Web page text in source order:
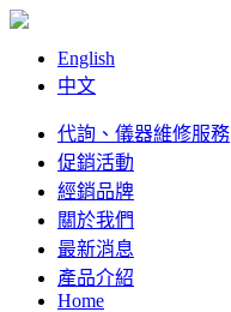
English
中文
代詢、儀器維修服務
促銷活動
經銷品牌
關於我們
最新消息
產品介紹
Home